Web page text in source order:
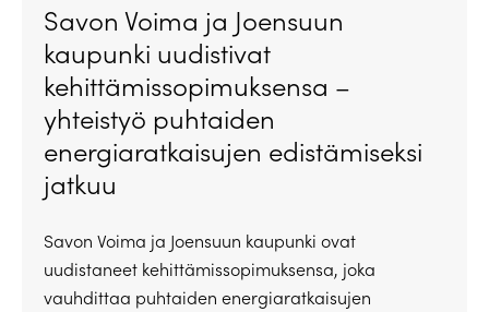
Savon Voima ja Joensuun
kaupunki uudistivat
kehittämissopimuksensa –
yhteistyö puhtaiden
energiaratkaisujen edistämiseksi
jatkuu
Savon Voima ja Joensuun kaupunki ovat
uudistaneet kehittämissopimuksensa, joka
vauhdittaa puhtaiden energiaratkaisujen